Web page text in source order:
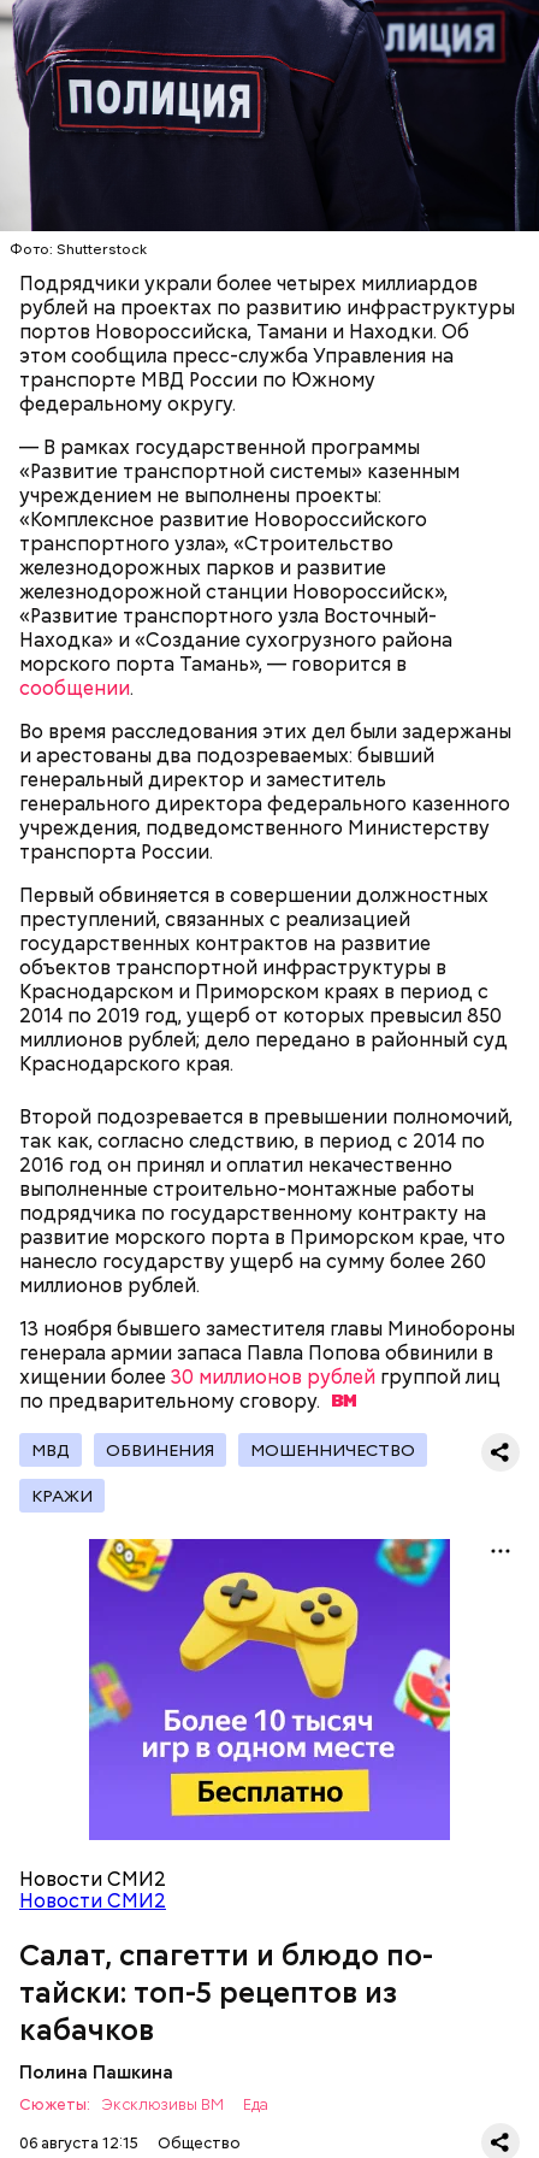
Фото: Shutterstock
Подрядчики украли более четырех миллиардов
рублей на проектах по развитию инфраструктуры
портов Новороссийска, Тамани и Находки. Об
этом сообщила пресс-служба Управления на
транспорте МВД России по Южному
федеральному округу.
— В рамках государственной программы
«Развитие транспортной системы» казенным
учреждением не выполнены проекты:
«Комплексное развитие Новороссийского
транспортного узла», «Строительство
железнодорожных парков и развитие
железнодорожной станции Новороссийск»,
«Развитие транспортного узла Восточный-
Находка» и «Создание сухогрузного района
морского порта Тамань», — говорится в
сообщении.
Во время расследования этих дел были задержаны
и арестованы два подозреваемых: бывший
генеральный директор и заместитель
генерального директора федерального казенного
учреждения, подведомственного Министерству
транспорта России.
Первый обвиняется в совершении должностных
преступлений, связанных с реализацией
государственных контрактов на развитие
объектов транспортной инфраструктуры в
Краснодарском и Приморском краях в период с
2014 по 2019 год, ущерб от которых превысил 850
миллионов рублей; дело передано в районный суд
Краснодарского края.
Второй подозревается в превышении полномочий,
так как, согласно следствию, в период с 2014 по
2016 год он принял и оплатил некачественно
выполненные строительно-монтажные работы
подрядчика по государственному контракту на
развитие морского порта в Приморском крае, что
нанесло государству ущерб на сумму более 260
миллионов рублей.
13 ноября бывшего заместителя главы Минобороны
генерала армии запаса Павла Попова обвинили в
хищении более 30 миллионов рублей группой лиц
по предварительномусговору.
МВД ОБВИНЕНИЯ МОШЕННИЧЕСТВО
КРАЖИ
Новости СМИ2
Новости СМИ2
Салат, спагетти и блюдо по-
тайски: топ-5 рецептов из
кабачков
Полина Пашкина
Сюжеты: Эксклюзивы ВМ
Еда
06 августа 12:15
Общество
кабачок;
петрушка;
оливковое масло;
— Кабачки, порезанные кубиками, нужно легко
обжарить на сковороде. К ним добавляются зелень
петрушки, чеснок, соль и оливковое масло.
Получается очень вкусно, — поделился рецептом
Копылов.
Спагетти из кабачков
Ингредиенты:
помидоры черри либо грунтовые.
Однако диетолог предупредила: не для всех дыня
может быть полезна. В первую очередь ее стоит
есть с осторожностью людям:
с сахарным диабетом;
лишним весом.
— В дыне содержится много сахара, который
представлен фруктозой. С одной стороны — это
хорошо, потому что дает энергию. Но важно
помнить, что сладкими дынями не нужно сильно
увлекаться, так же как и арбузами, людям с
сахарным диабетом и лишним весом, —
подчеркнула доктор.
Терапевт Кондрахин назвал
продукты и напитки, которые
выводят токсины из организма
Ранние плоды, по словам врача, лучше не есть:
людям с ослабленной иммунной системой;
пожилым;
детям.
Чистит сосуды и защищает от
рака: чем полезен кресс-салат